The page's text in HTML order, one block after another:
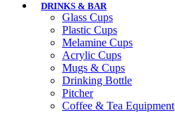
DRINKS & BAR
Glass Cups
Plastic Cups
Melamine Cups
Acrylic Cups
Mugs & Cups
Drinking Bottle
Pitcher
Coffee & Tea Equipment